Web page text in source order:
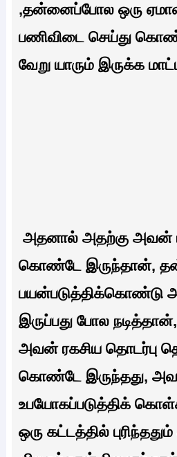
,தன்னைப்போல ஒரு
பணிவிடை செய்து
வேறு யாரும் இருக்க
அதனால் அதற்கு அவன்
கொண்டே இருந்தான்,
பயன்படுத்திக்கொண்டு
இருப்பது போல
அவன் ரகசிய தொடர்பு
கொண்டே இருந்தது,
உபயோகப்படுத்திக்
ஒரு கட்டத்தில்